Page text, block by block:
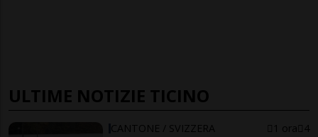
ULTIME NOTIZIE TICINO
CANTONE / SVIZZERA 1 ora 4